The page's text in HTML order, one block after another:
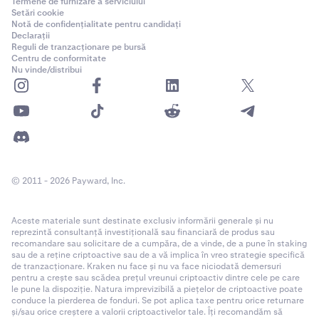
Setări cookie
Notă de confidențialitate pentru candidați
Declarații
Reguli de tranzacționare pe bursă
Centru de conformitate
Nu vinde/distribui
© 2011 - 2026 Payward, Inc.
Aceste materiale sunt destinate exclusiv informării generale și nu
reprezintă consultanță investițională sau financiară de produs sau
recomandare sau solicitare de a cumpăra, de a vinde, de a pune în staking
sau de a reține criptoactive sau de a vă implica în vreo strategie specifică
de tranzacționare. Kraken nu face și nu va face niciodată demersuri
pentru a crește sau scădea prețul vreunui criptoactiv dintre cele pe care
le pune la dispoziție. Natura imprevizibilă a piețelor de criptoactive poate
conduce la pierderea de fonduri. Se pot aplica taxe pentru orice returnare
și/sau orice creștere a valorii criptoactivelor tale. Îți recomandăm să